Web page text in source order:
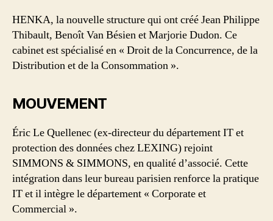
HENKA, la nouvelle structure qui ont créé Jean Philippe
Thibault, Benoît Van Bésien et Marjorie Dudon. Ce
cabinet est spécialisé en « Droit de la Concurrence, de la
Distribution et de la Consommation ».
MOUVEMENT
Éric Le Quellenec (ex-directeur du département IT et
protection des données chez LEXING) rejoint
SIMMONS & SIMMONS, en qualité d’associé. Cette
intégration dans leur bureau parisien renforce la pratique
IT et il intègre le département « Corporate et
Commercial ».